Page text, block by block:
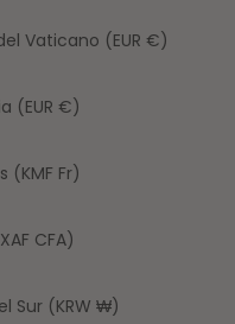
Vaticano (EUR €)
(EUR €)
(KMF Fr)
CFA)
Sur (KRW ₩)